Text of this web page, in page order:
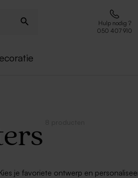
Hulp nodig ?
050 407 910
je favoriete ontwerp en